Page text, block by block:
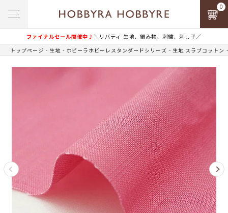
ファイナルセール開催中♪＼リバティ 生地、編み物、刺繍、刺し子／
0
トップページ 生地 ホビーラホビーレスタンダードシリーズ 生地 スラブコットン